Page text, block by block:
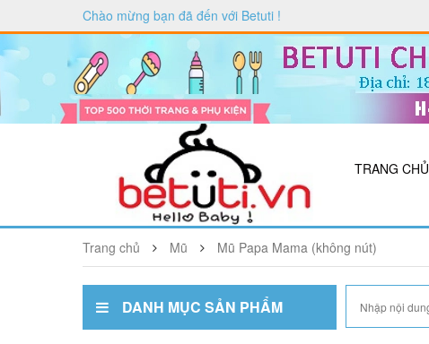
Chào mừng bạn đã đến với Betuti !
TRANG CHỦ
Trang chủ Mũ Mũ Papa Mama (không nút)
DANH MỤC SẢN PHẨM